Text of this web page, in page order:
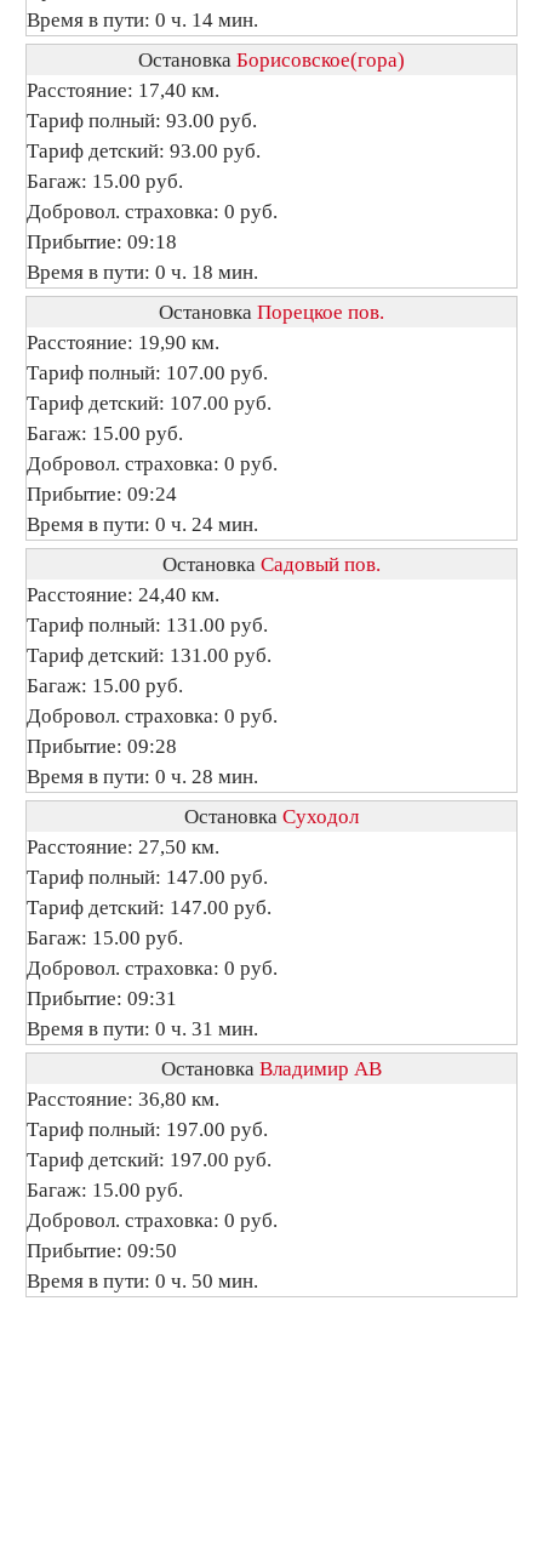
Время в пути: 0 ч. 14 мин.
Остановка Борисовское(гора)
Расстояние: 17,40 км.
Тариф полный: 93.00 руб.
Тариф детский: 93.00 руб.
Багаж: 15.00 руб.
Добровол. страховка: 0 руб.
Прибытие: 09:18
Время в пути: 0 ч. 18 мин.
Остановка Порецкое пов.
Расстояние: 19,90 км.
Тариф полный: 107.00 руб.
Тариф детский: 107.00 руб.
Багаж: 15.00 руб.
Добровол. страховка: 0 руб.
Прибытие: 09:24
Время в пути: 0 ч. 24 мин.
Остановка Садовый пов.
Расстояние: 24,40 км.
Тариф полный: 131.00 руб.
Тариф детский: 131.00 руб.
Багаж: 15.00 руб.
Добровол. страховка: 0 руб.
Прибытие: 09:28
Время в пути: 0 ч. 28 мин.
Остановка Суходол
Расстояние: 27,50 км.
Тариф полный: 147.00 руб.
Тариф детский: 147.00 руб.
Багаж: 15.00 руб.
Добровол. страховка: 0 руб.
Прибытие: 09:31
Время в пути: 0 ч. 31 мин.
Остановка Владимир АВ
Расстояние: 36,80 км.
Тариф полный: 197.00 руб.
Тариф детский: 197.00 руб.
Багаж: 15.00 руб.
Добровол. страховка: 0 руб.
Прибытие: 09:50
Время в пути: 0 ч. 50 мин.